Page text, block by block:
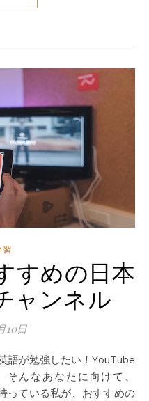
すめの日本
ャンネル
10日
んなあなたに向けて、
っている私が、おすすめの